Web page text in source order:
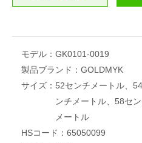
モデル： GK0101-0019
製品ブランド： GOLDMYK
サイズ： 52センチメートル、
ンチメートル、58セ
メートル
HSコード： 65050099